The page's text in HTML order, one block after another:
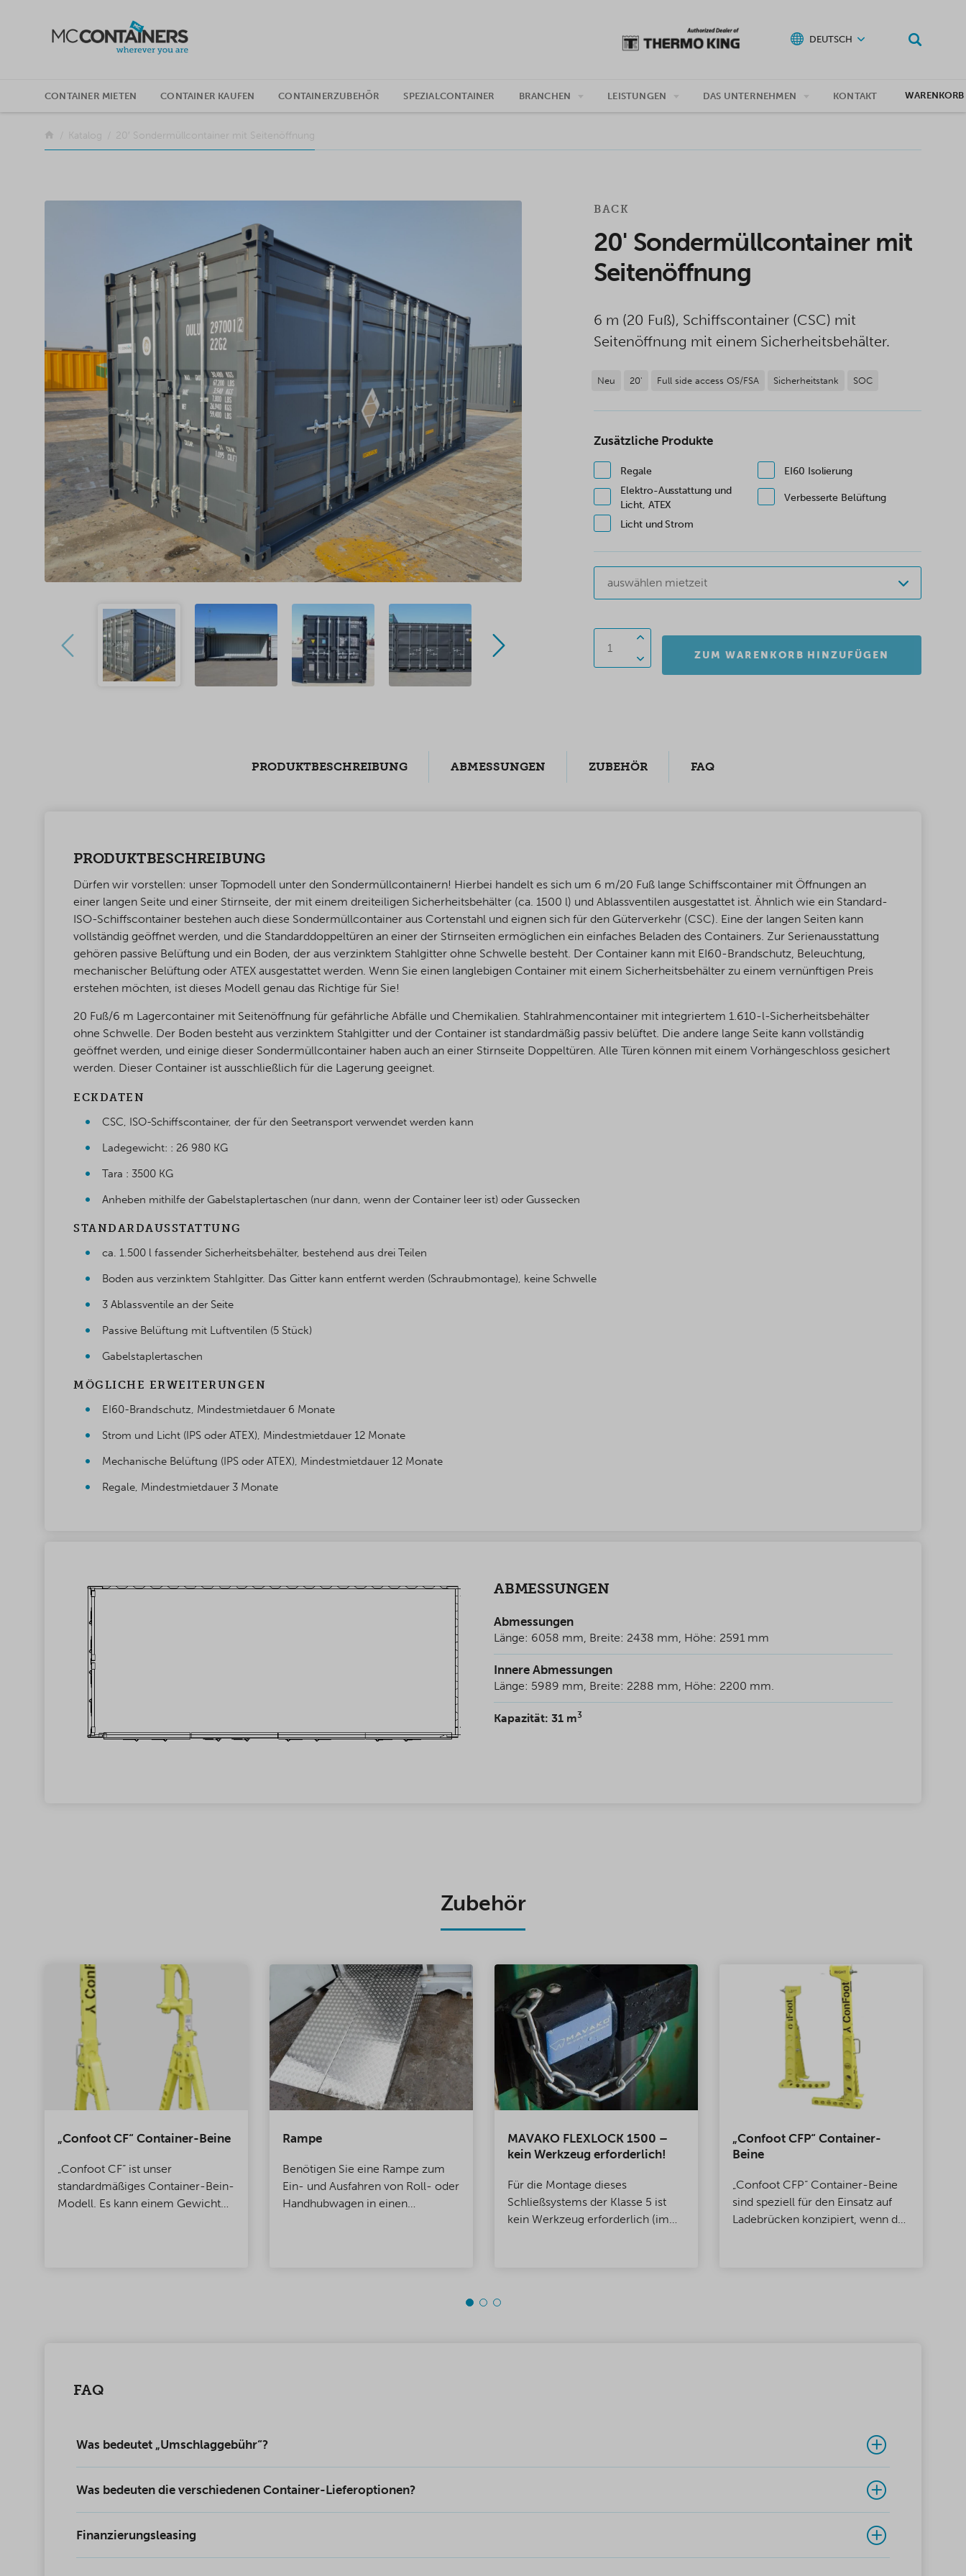
DEUTSCH
CONTAINER MIETEN CONTAINER KAUFEN CONTAINERZUBEHÖR SPEZIALCONTAINER BRANCHEN LEISTUNGEN DAS UNTERNEHMEN KONTAKT WARENKORB
Zurück
Katalog 20′ Sondermüllcontainer mit Seitenöffnung
BACK
20' Sondermüllcontainer mit
Seitenöffnung
6 m (20 Fuß), Schiffscontainer (CSC) mit
Seitenöffnung mit einem Sicherheitsbehälter.
Neu 20' Full side access OS/FSA Sicherheitstank SOC
Zusätzliche Produkte
Regale
EI60 Isolierung
Elektro-Ausstattung und
Licht, ATEX
Verbesserte Belüftung
Licht und Strom
auswählen mietzeit
ZUM WARENKORB HINZUFÜGEN
PRODUKTBESCHREIBUNG ABMESSUNGEN ZUBEHÖR FAQ
PRODUKTBESCHREIBUNG
Dürfen wir vorstellen: unser Topmodell unter den Sondermüllcontainern! Hierbei handelt es sich um 6 m/20 Fuß lange Schiffscontainer mit Öffnungen an
einer langen Seite und einer Stirnseite, der mit einem dreiteiligen Sicherheitsbehälter (ca. 1500 l) und Ablassventilen ausgestattet ist. Ähnlich wie ein Standard-
ISO-Schiffscontainer bestehen auch diese Sondermüllcontainer aus Cortenstahl und eignen sich für den Güterverkehr (CSC). Eine der langen Seiten kann
vollständig geöffnet werden, und die Standarddoppeltüren an einer der Stirnseiten ermöglichen ein einfaches Beladen des Containers. Zur Serienausstattung
gehören passive Belüftung und ein Boden, der aus verzinktem Stahlgitter ohne Schwelle besteht. Der Container kann mit EI60-Brandschutz, Beleuchtung,
mechanischer Belüftung oder ATEX ausgestattet werden. Wenn Sie einen langlebigen Container mit einem Sicherheitsbehälter zu einem vernünftigen Preis
erstehen möchten, ist dieses Modell genau das Richtige für Sie!
20 Fuß/6 m Lagercontainer mit Seitenöffnung für gefährliche Abfälle und Chemikalien. Stahlrahmencontainer mit integriertem 1.610-l-Sicherheitsbehälter
ohne Schwelle. Der Boden besteht aus verzinktem Stahlgitter und der Container ist standardmäßig passiv belüftet. Die andere lange Seite kann vollständig
geöffnet werden, und einige dieser Sondermüllcontainer haben auch an einer Stirnseite Doppeltüren. Alle Türen können mit einem Vorhängeschloss gesichert
werden. Dieser Container ist ausschließlich für die Lagerung geeignet.
ECKDATEN
CSC, ISO-Schiffscontainer, der für den Seetransport verwendet werden kann
Ladegewicht: : 26 980 KG
Tara : 3500 KG
Anheben mithilfe der Gabelstaplertaschen (nur dann, wenn der Container leer ist) oder Gussecken
STANDARDAUSSTATTUNG
ca. 1.500 l fassender Sicherheitsbehälter, bestehend aus drei Teilen
Boden aus verzinktem Stahlgitter. Das Gitter kann entfernt werden (Schraubmontage), keine Schwelle
3 Ablassventile an der Seite
Passive Belüftung mit Luftventilen (5 Stück)
Gabelstaplertaschen
MÖGLICHE ERWEITERUNGEN
EI60-Brandschutz, Mindestmietdauer 6 Monate
Strom und Licht (IPS oder ATEX), Mindestmietdauer 12 Monate
Mechanische Belüftung (IPS oder ATEX), Mindestmietdauer 12 Monate
Regale, Mindestmietdauer 3 Monate
ABMESSUNGEN
Abmessungen
Länge: 6058 mm, Breite: 2438 mm, Höhe: 2591 mm
Innere Abmessungen
Länge: 5989 mm, Breite: 2288 mm, Höhe: 2200 mm.
Kapazität: 31 m3
Zubehör
„Confoot CF“ Container-Beine
„Confoot CF“ ist unser
standardmäßiges Container-Bein-
Modell. Es kann einem Gewicht
Rampe
Benötigen Sie eine Rampe zum
Ein- und Ausfahren von Roll- oder
Handhubwagen in einen
MAVAKO FLEXLOCK 1500 –
kein Werkzeug erforderlich!
Für die Montage dieses
Schließsystems der Klasse 5 ist
kein Werkzeug erforderlich (im
„Confoot CFP“ Container-
Beine
„Confoot CFP“ Container-Beine
sind speziell für den Einsatz auf
Ladebrücken konzipiert, wenn der
FAQ
Was bedeutet „Umschlaggebühr“?
Was bedeuten die verschiedenen Container-Lieferoptionen?
Finanzierungsleasing